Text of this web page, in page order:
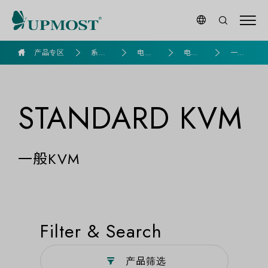
goldennet
产品专区 系列 电脑
组装
电脑K 一般K
STANDARD KVM
一般KVM
Filter & Search
产品筛选